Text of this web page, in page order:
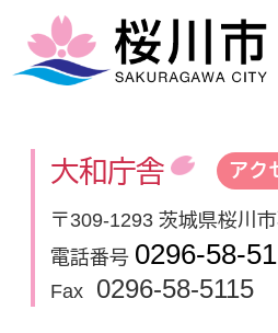
大和庁舎 アク
〒309-1293 茨城県桜川
電話番号 0296-58-
Fax
0296-58-5115